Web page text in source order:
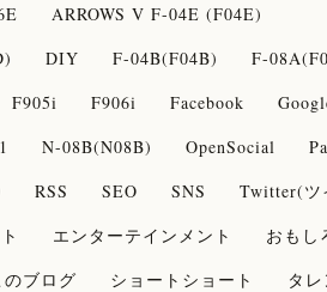
ARROWS V F-04E (F04E)
DIY F-04B(F04B)
F-
F905i F906i Facebook
N-08B(N08B) OpenSocial
RSS SEO SNS
Twitter(ツ
エンターテインメント
おもし
のブログ ショートショート
タ